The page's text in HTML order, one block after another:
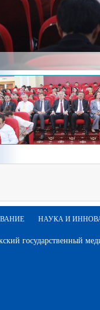
НАУКА И
государственный